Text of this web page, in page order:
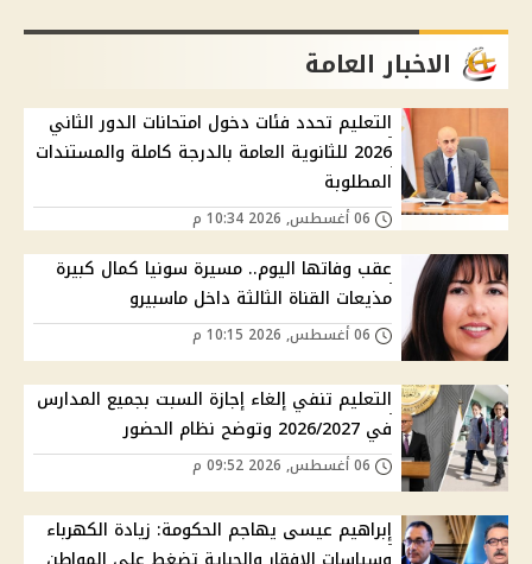
الاخبار العامة
التعليم تحدد فئات دخول امتحانات الدور الثاني
2026 للثانوية العامة بالدرجة كاملة والمستندات
المطلوبة
عقب وفاتها اليوم.. مسيرة سونيا كمال كبيرة
مذيعات القناة الثالثة داخل ماسبيرو
التعليم تنفي إلغاء إجازة السبت بجميع المدارس
في 2026/2027 وتوضح نظام الحضور
إبراهيم عيسى يهاجم الحكومة: زيادة الكهرباء